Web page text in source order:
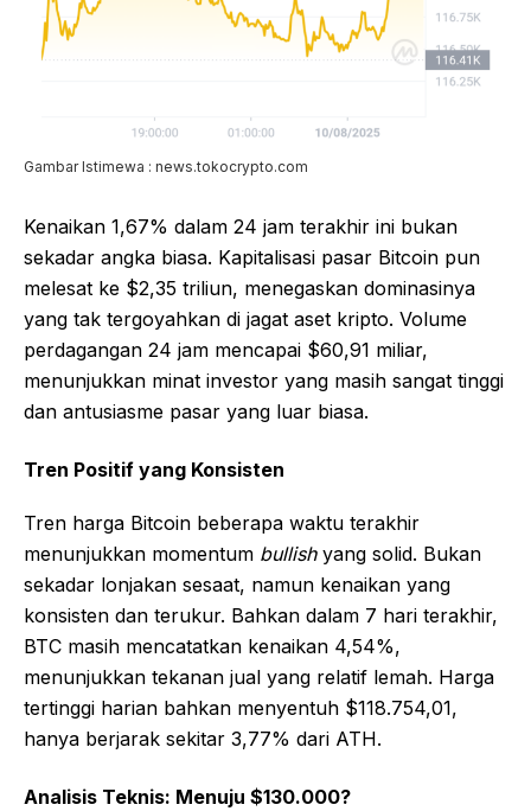
Gambar Istimewa : news.tokocrypto.com
Kenaikan 1,67% dalam 24 jam terakhir ini bukan
sekadar angka biasa. Kapitalisasi pasar Bitcoin pun
melesat ke $2,35 triliun, menegaskan dominasinya
yang tak tergoyahkan di jagat aset kripto. Volume
perdagangan 24 jam mencapai $60,91 miliar,
menunjukkan minat investor yang masih sangat tinggi
dan antusiasme pasar yang luar biasa.
Tren Positif yang Konsisten
Tren harga Bitcoin beberapa waktu terakhir
menunjukkan momentum bullishyang solid. Bukan
sekadar lonjakan sesaat, namun kenaikan yang
konsisten dan terukur. Bahkan dalam 7 hari terakhir,
BTC masih mencatatkan kenaikan 4,54%,
menunjukkan tekanan jual yang relatif lemah. Harga
tertinggi harian bahkan menyentuh $118.754,01,
hanya berjarak sekitar 3,77% dari ATH.
Analisis Teknis: Menuju $130.000?